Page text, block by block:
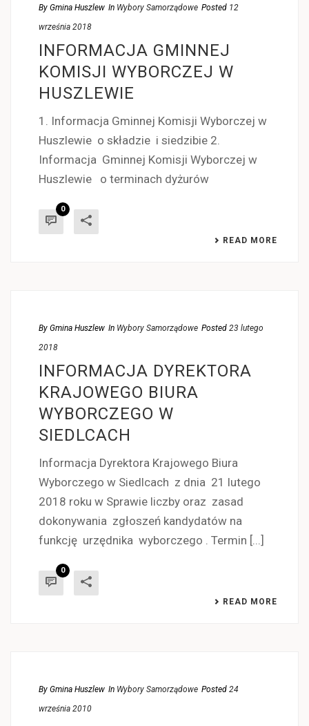
By Gmina Huszlew In Wybory Samorządowe Posted 12
września 2018
INFORMACJA GMINNEJ
KOMISJI WYBORCZEJ W
HUSZLEWIE
1. Informacja Gminnej Komisji Wyborczej w
Huszlewie o składzie i siedzibie 2.
Informacja Gminnej Komisji Wyborczej w
Huszlewie o terminach dyżurów
0
READ MORE
By Gmina Huszlew In Wybory Samorządowe Posted 23 lutego
2018
INFORMACJA DYREKTORA
KRAJOWEGO BIURA
WYBORCZEGO W
SIEDLCACH
Informacja Dyrektora Krajowego Biura
Wyborczego w Siedlcach z dnia 21 lutego
2018 roku w Sprawie liczby oraz zasad
dokonywania zgłoszeń kandydatów na
funkcję urzędnika wyborczego . Termin [...]
0
READ MORE
By Gmina Huszlew In Wybory Samorządowe Posted 24
września 2010